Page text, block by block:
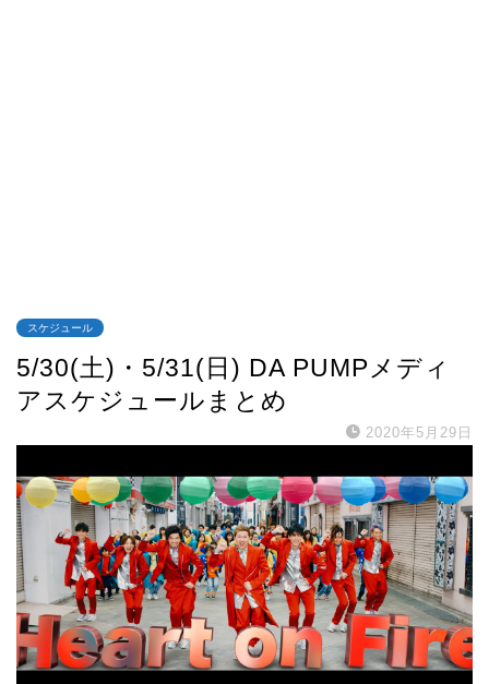
スケジュール
5/30(土)・5/31(日) DA PUMPメディ
アスケジュールまとめ
2020年5月29日